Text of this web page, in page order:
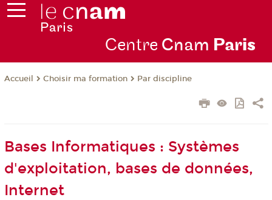
Centre Cnam Paris
Accueil Choisir ma formation Par discipline
Bases Informatiques : Systèmes
d'exploitation, bases de données,
Internet